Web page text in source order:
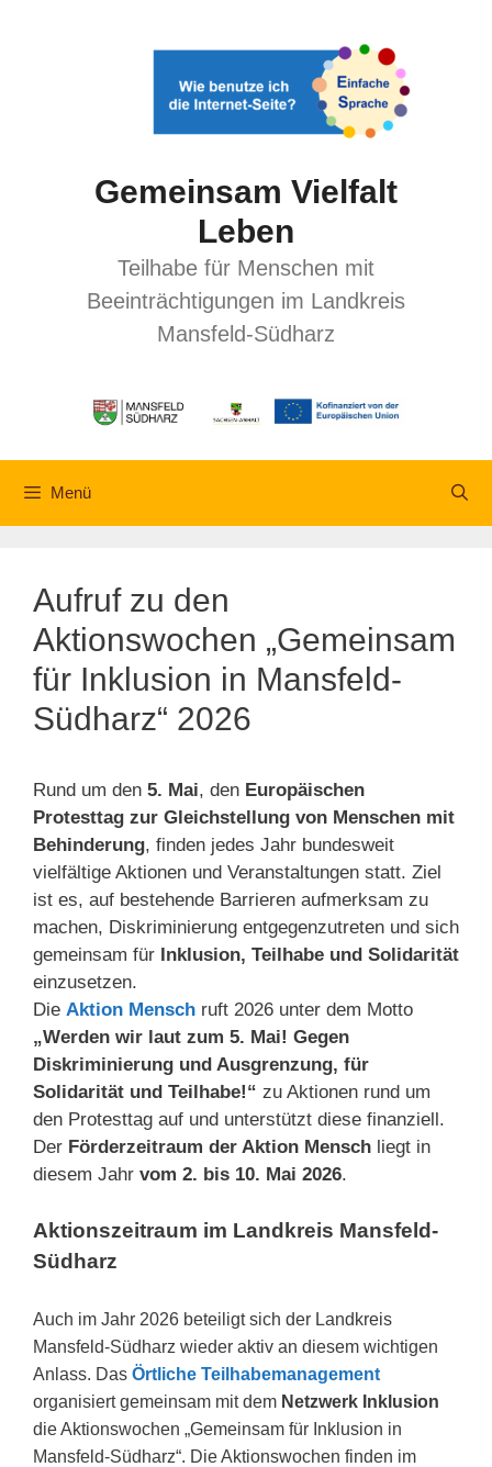
Gemeinsam Vielfalt
Leben
Teilhabe für Menschen mit
Beeinträchtigungen im Landkreis
Mansfeld-Südharz
Menü
Aufruf zu den
Aktionswochen „Gemeinsam
für Inklusion in Mansfeld-
Südharz“ 2026
Rund um den 5. Mai, den Europäischen
Protesttag zur Gleichstellung von Menschen mit
Behinderung, finden jedes Jahr bundesweit
vielfältige Aktionen und Veranstaltungen statt. Ziel
ist es, auf bestehende Barrieren aufmerksam zu
machen, Diskriminierung entgegenzutreten und sich
gemeinsam für Inklusion, Teilhabe und Solidarität
einzusetzen.
Die Aktion Mensch ruft 2026 unter dem Motto
„Werden wir laut zum 5. Mai! Gegen
Diskriminierung und Ausgrenzung, für
Solidarität und Teilhabe!“ zu Aktionen rund um
den Protesttag auf und unterstützt diese finanziell.
Der Förderzeitraum der Aktion Mensch liegt in
diesem Jahr vom 2. bis 10. Mai 2026.
Aktionszeitraum im Landkreis Mansfeld-
Südharz
Auch im Jahr 2026 beteiligt sich der Landkreis
Mansfeld-Südharz wieder aktiv an diesem wichtigen
Anlass. Das Örtliche Teilhabemanagement
organisiert gemeinsam mit dem Netzwerk Inklusion
die Aktionswochen „Gemeinsam für Inklusion in
Mansfeld-Südharz“. Die Aktionswochen finden im